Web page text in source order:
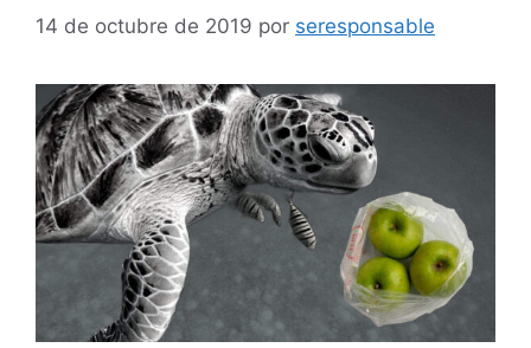
14 de octubre de 2019 por seresponsable